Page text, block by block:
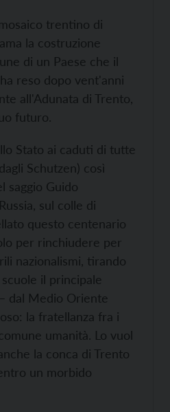
trentino di
la costruzione
di un Paese che il
reso dopo vent'anni
all'Adunata di Trento,
futuro.
Stato ai caduti di tutte
Schutzen) così
saggio Guido
sul colle di
questo centenario
per rinchiudere per
nazionalismi, tirando
il principale
dal Medio Oriente
la fratellanza fra i
umanità. Lo vuol
la conca di Trento
un morbido